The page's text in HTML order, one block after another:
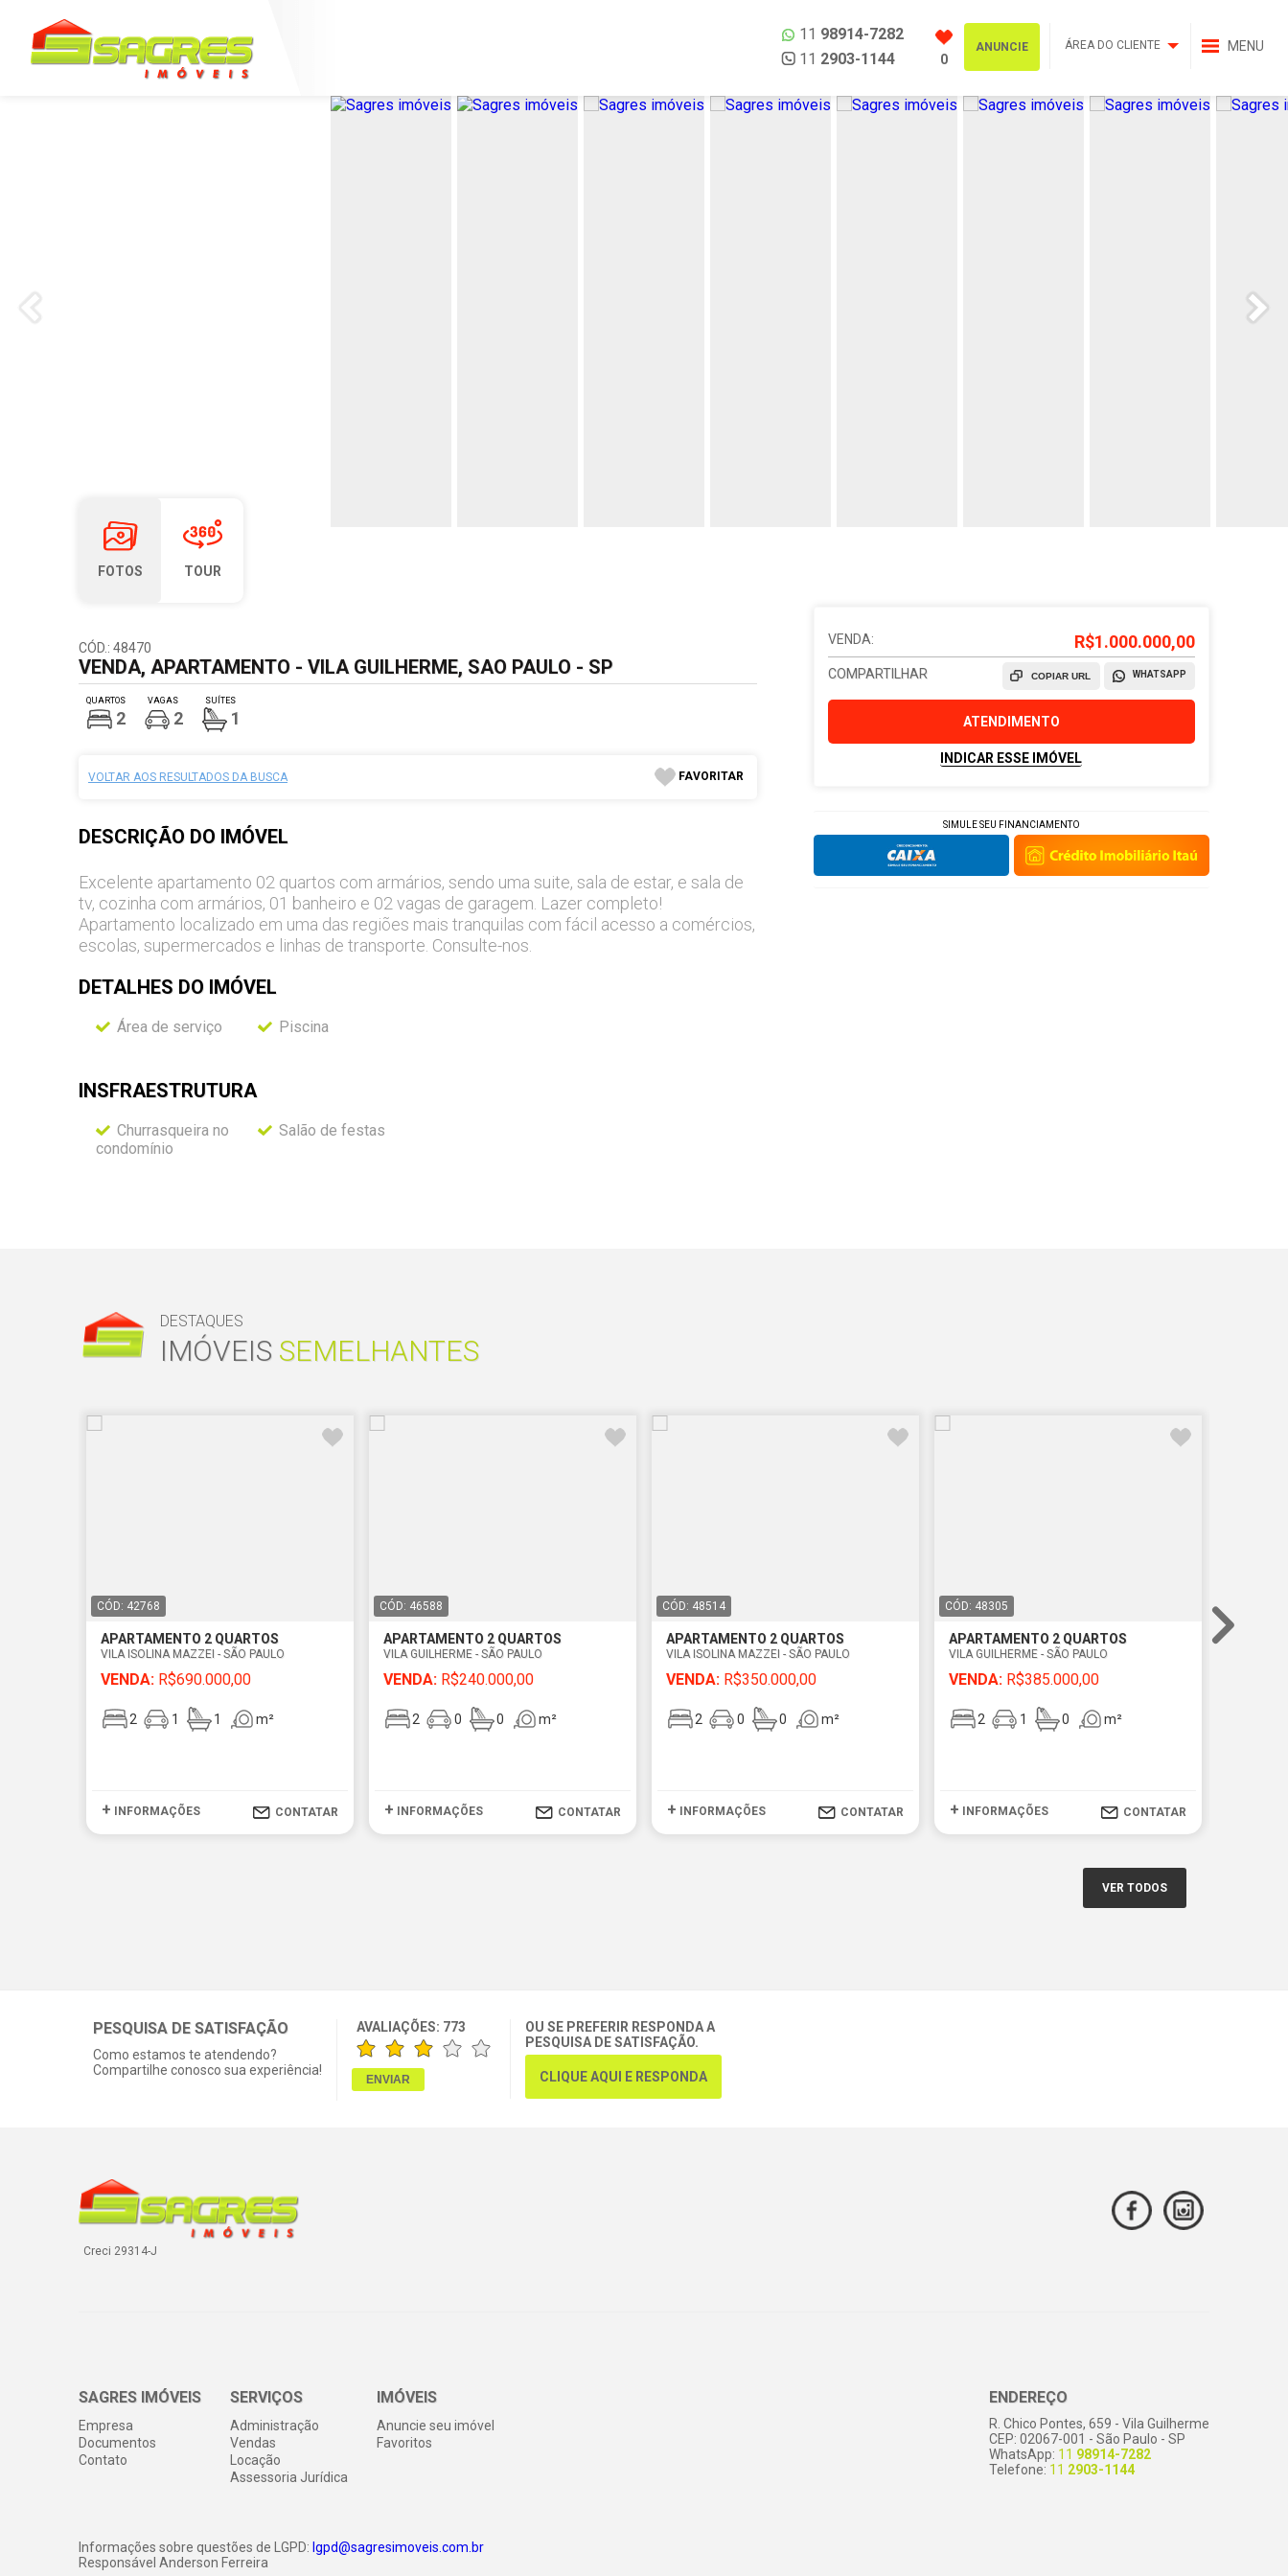
MENU
ÁREA DO CLIENTE
ANUNCIE
0
11 98914-7282
11 2903-1144
FOTOS TOUR
CÓD.: 48470
VENDA, APARTAMENTO - VILA GUILHERME, SAO PAULO - SP
QUARTOS
2
VAGAS
2
SUÍTES
1
VOLTAR AOS RESULTADOS DA BUSCA FAVORITAR
VENDA: R$1.000.000,00
COMPARTILHAR WHATSAPP
COPIAR URL
ATENDIMENTO
INDICAR ESSE IMÓVEL
SIMULE SEU FINANCIAMENTO
DESCRIÇÃO DO IMÓVEL
Excelente apartamento 02 quartos com armários, sendo uma suite, sala de estar, e sala de
tv, cozinha com armários, 01 banheiro e 02 vagas de garagem. Lazer completo!
Apartamento localizado em uma das regiões mais tranquilas com fácil acesso a comércios,
escolas, supermercados e linhas de transporte. Consulte-nos.
DETALHES DO IMÓVEL
Área de serviço Piscina
INSFRAESTRUTURA
Churrasqueira no
condomínio
Salão de festas
DESTAQUES
IMÓVEIS SEMELHANTES
CÓD: 42768
APARTAMENTO 2 QUARTOS
VILA ISOLINA MAZZEI - SÃO PAULO
VENDA: R$690.000,00
2 1 1 m²
+ INFORMAÇÕES CONTATAR
CÓD: 46588
APARTAMENTO 2 QUARTOS
VILA GUILHERME - SÃO PAULO
VENDA: R$240.000,00
2 0 0 m²
+ INFORMAÇÕES CONTATAR
CÓD: 48514
APARTAMENTO 2 QUARTOS
VILA ISOLINA MAZZEI - SÃO PAULO
VENDA: R$350.000,00
2 0 0 m²
+ INFORMAÇÕES CONTATAR
CÓD: 48305
APARTAMENTO 2 QUARTOS
VILA GUILHERME - SÃO PAULO
VENDA: R$385.000,00
2 1 0 m²
+ INFORMAÇÕES CONTATAR
VER TODOS
PESQUISA DE SATISFAÇÃO
Como estamos te atendendo?
Compartilhe conosco sua experiência!
AVALIAÇÕES: 773
OU SE PREFERIR RESPONDA A
PESQUISA DE SATISFAÇÃO.
CLIQUE AQUI E RESPONDA
Creci 29314-J
SAGRES IMÓVEIS
Empresa
Documentos
Contato
SERVIÇOS
Administração
Vendas
Locação
Assessoria Jurídica
IMÓVEIS
Anuncie seu imóvel
Favoritos
ENDEREÇO
R. Chico Pontes, 659 - Vila Guilherme
CEP: 02067-001 - São Paulo - SP
WhatsApp: 11 98914-7282
Telefone: 11 2903-1144
Informações sobre questões de LGPD: lgpd@sagresimoveis.com.br
Responsável Anderson Ferreira